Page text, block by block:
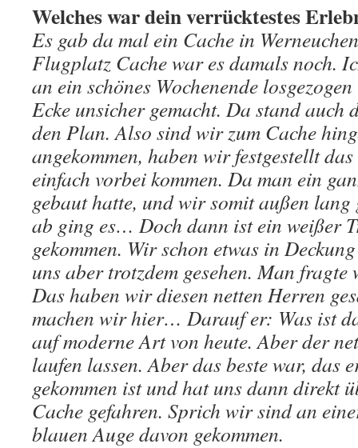
Welches war dein verrücktestes
Es gab da mal ein Cache in
Flugplatz Cache war es damals noch.
an ein schönes Wochenende
Ecke unsicher gemacht. Da stand auch
den Plan. Also sind wir zum Cache
angekommen, haben wir festgestellt
einfach vorbei kommen. Da man ein
gebaut hatte, und wir somit außen lang
ab ging es… Doch dann ist ein weißer
gekommen. Wir schon etwas in
uns aber trotzdem gesehen. Man
Das haben wir diesen netten Herren
machen wir hier… Darauf er: Was ist
auf moderne Art von heute. Aber der
laufen lassen. Aber das beste war, das
gekommen ist und hat uns dann direkt
Cache gefahren. Sprich wir sind an
blauen Auge davon gekommen.